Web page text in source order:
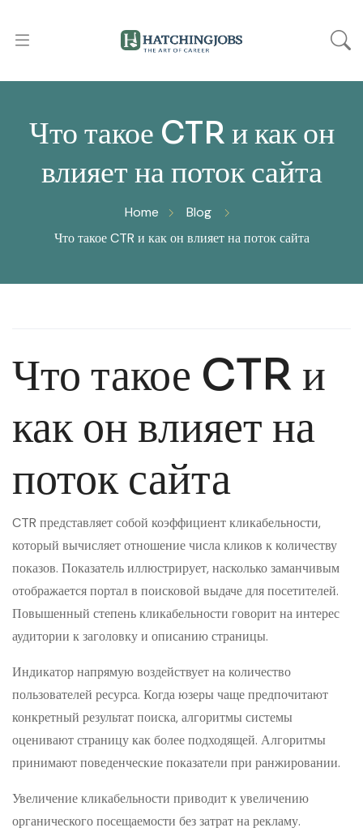
Что такое CTR и как он
влияет на поток сайта
Home
Blog
Что такое CTR и как он влияет на поток сайта
Что такое CTR и
как он влияет на
поток сайта
CTR представляет собой коэффициент кликабельности,
который вычисляет отношение числа кликов к количеству
показов. Показатель иллюстрирует, насколько заманчивым
отображается портал в поисковой выдаче для посетителей.
Повышенный степень кликабельности говорит на интерес
аудитории к заголовку и описанию страницы.
Индикатор напрямую воздействует на количество
пользователей ресурса. Когда юзеры чаще предпочитают
конкретный результат поиска, алгоритмы системы
оценивают страницу как более подходящей. Алгоритмы
принимают поведенческие показатели при ранжировании.
Увеличение кликабельности приводит к увеличению
органического посещаемости без затрат на рекламу.